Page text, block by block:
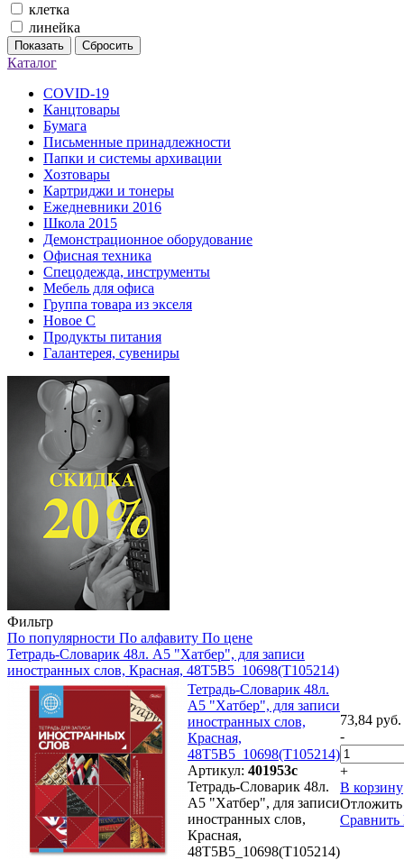
клетка
линейка
Показать Сбросить
Каталог
COVID-19
Канцтовары
Бумага
Письменные принадлежности
Папки и системы архивации
Хозтовары
Картриджи и тонеры
Ежедневники 2016
Школа 2015
Демонстрационное оборудование
Офисная техника
Спецодежда, инструменты
Мебель для офиса
Группа товара из экселя
Новое С
Продукты питания
Галантерея, сувениры
Фильтр
По популярности По алфавиту По цене
Тетрадь-Словарик 48л. А5 "Хатбер", для записи
иностранных слов, Красная, 48T5B5_10698(T105214)
Тетрадь-Словарик 48л.
А5 "Хатбер", для записи
иностранных слов,
Красная,
48T5B5_10698(T105214)
Артикул: 401953с
Тетрадь-Словарик 48л.
А5 "Хатбер", для записи
иностранных слов,
Красная,
48T5B5_10698(T105214)
73,84 руб.
-
+
В корзину
Отложить
Сравнить